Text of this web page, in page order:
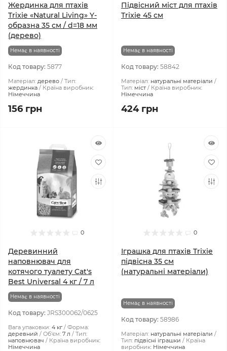
Жердинка для птахів
Trixie «Natural Living» Y-
образна 35 см / d=18 мм
(дерево)
Немає в наявності
Код товару: 5877
Матеріал: дерево
Тип:
жердинка
Країна виробник:
Німеччина
156 грн
Підвісний міст для птахів
Trixie 45 см
Немає в наявності
Код товару: 58842
Матеріал: натуральні матеріали
Тип: міст
Країна виробник:
Німеччина
424 грн
0
Деревинний
наповнювач для
котячого туалету Cat's
Best ‎Universal 4 кг / 7 л
Немає в наявності
Код товару: JRS300062/0625
Вага упаковки: 4 кг
Форма:
деревний
Об'єм: 7 л
Тип:
наповнювач
Країна виробник:
Німеччина
0
Іграшка для птахів Trixie
підвісна 35 см
(натуральні матеріали)
Немає в наявності
Код товару: 58986
Матеріал: натуральні матеріали
Тип: підвісні іграшки
Країна
виробник: Німеччина